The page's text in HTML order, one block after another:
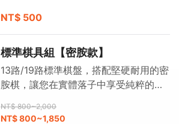
NT$ 500
標準棋具組【密胺款】
13路/19路標準棋盤，搭配堅硬耐用的密
胺棋，讓您在實體落子中享受純粹的對
NT$ 800~2,000
NT$ 800~1,850